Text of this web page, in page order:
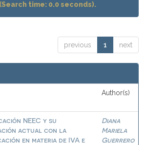
time: 0.0 seconds).
previous 1 next
Author(s)
NEEC y su
actual con la
en materia de IVA e
Diana
Mariela
Guerrero